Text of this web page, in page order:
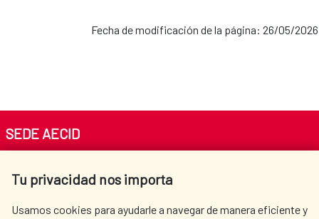
Fecha de modificación de la página: 26/05/2026
Tu privacidad nos importa
Usamos cookies para ayudarle a navegar de manera eficiente y
SEDE AECID
Tel. +34 900 20 30 54​​​​​​​